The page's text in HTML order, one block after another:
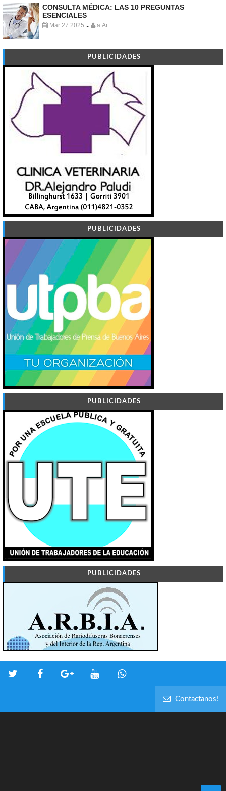
CONSULTA MÉDICA: LAS 10 PREGUNTAS
ESENCIALES
Mar 27 2025 - a.Ar
PUBLICIDADES
PUBLICIDADES
PUBLICIDADES
PUBLICIDADES
Contactanos!